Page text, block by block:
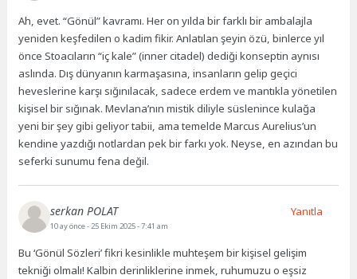
Ah, evet. “Gönül” kavramı. Her on yılda bir farklı bir ambalajla
yeniden keşfedilen o kadim fikir. Anlatılan şeyin özü, binlerce yıl
önce Stoacıların “iç kale” (inner citadel) dediği konseptin aynısı
aslında. Dış dünyanın karmaşasına, insanların gelip geçici
heveslerine karşı sığınılacak, sadece erdem ve mantıkla yönetilen
kişisel bir sığınak. Mevlana’nın mistik diliyle süslenince kulağa
yeni bir şey gibi geliyor tabii, ama temelde Marcus Aurelius’un
kendine yazdığı notlardan pek bir farkı yok. Neyse, en azından bu
seferki sunumu fena değil.
serkan POLAT
10 ay önce- 25 Ekim 2025 - 7:41 am
Bu ‘Gönül Sözleri’ fikri kesinlikle muhteşem bir kişisel gelişim
tekniği olmalı! Kalbin derinliklerine inmek, ruhumuzu o eşsiz
Yanıtla